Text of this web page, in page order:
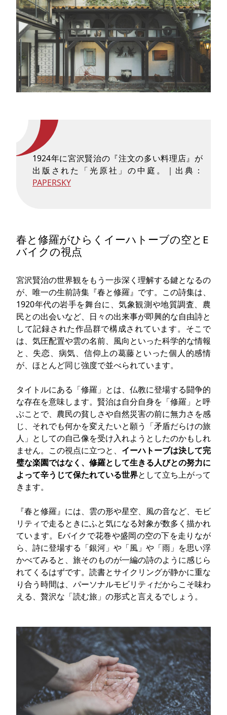
1924年に宮沢賢治の『注文の多い料理店』が
出版された「光原社」の中庭。｜出典：
PAPERSKY
春と修羅がひらくイーハトーブの空とE
バイクの視点
宮沢賢治の世界観をもう一歩深く理解する鍵となるの
が、唯一の生前詩集『春と修羅』です。この詩集は、
1920年代の岩手を舞台に、気象観測や地質調査、農
民との出会いなど、日々の出来事が即興的な自由詩と
して記録された作品群で構成されています。そこで
は、気圧配置や雲の名前、風向といった科学的な情報
と、失恋、病気、信仰上の葛藤といった個人的感情
が、ほとんど同じ強度で並べられています。
タイトルにある「修羅」とは、仏教に登場する闘争的
な存在を意味します。賢治は自分自身を「修羅」と呼
ぶことで、農民の貧しさや自然災害の前に無力さを感
じ、それでも何かを変えたいと願う「矛盾だらけの旅
人」としての自己像を受け入れようとしたのかもしれ
ません。この視点に立つと、 イーハトーブは決して完
璧な楽園ではなく、修羅として生きる人びとの努力に
よって辛うじて保たれている世界として立ち上がって
きます。
『春と修羅』には、雲の形や星空、風の音など、モビ
リティで走るときにふと気になる対象が数多く描かれ
ています。Eバイクで花巻や盛岡の空の下を走りなが
ら、詩に登場する「銀河」や「風」や「雨」を思い浮
かべてみると、旅そのものが一編の詩のように感じら
れてくるはずです。読書とサイクリングが静かに重な
り合う時間は、パーソナルモビリティだからこそ味わ
える、贅沢な「読む旅」の形式と言えるでしょう。